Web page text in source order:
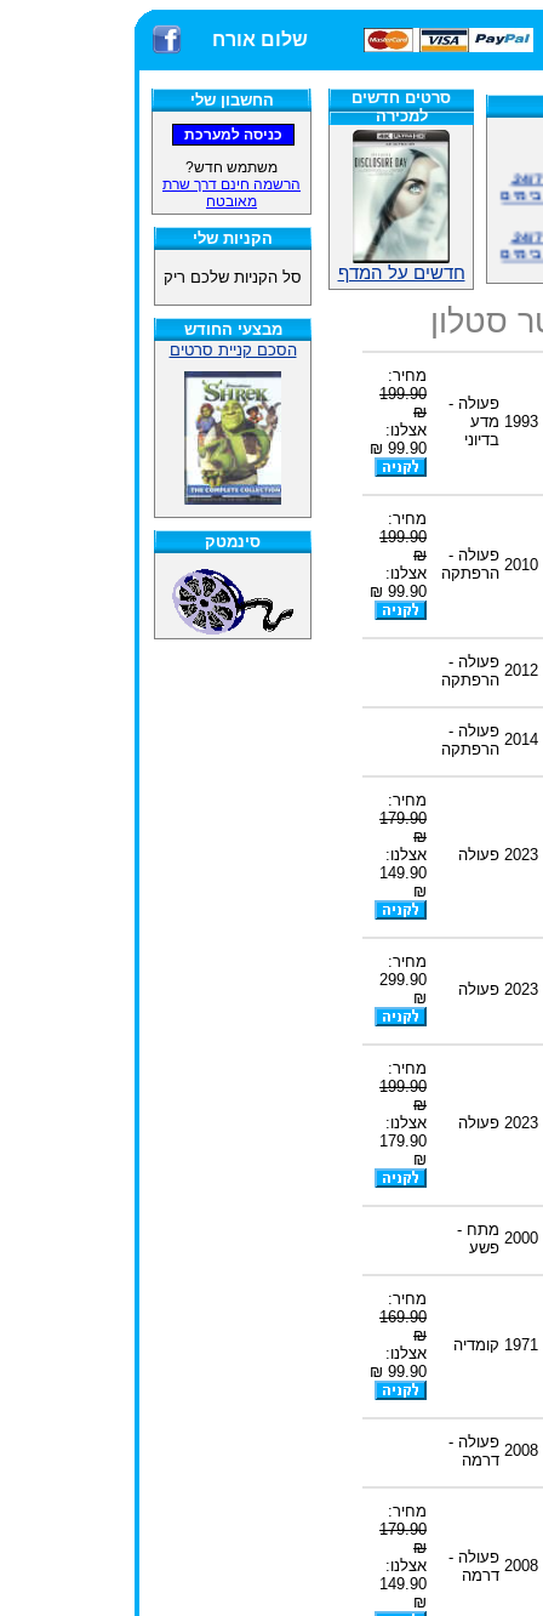
שלום אורח
החשבון שלי
משתמש חדש?
הרשמה חינם דרך שרת
מאובטח
הקניות שלי
סל הקניות שלכם ריק
מבצעי החודש
הסכם קניית סרטים
סינמטק
סרטים חדשים
למכירה
חדשים על המדף
סטלון
1993
פעולה -
מדע
בדיוני
מחיר:
199.90
₪
אצלנו:
99.90 ₪
2010
פעולה -
הרפתקה
מחיר:
199.90
₪
אצלנו:
99.90 ₪
2012 פעולה -
הרפתקה
2014 פעולה -
הרפתקה
2023 פעולה
מחיר:
179.90
₪
אצלנו:
149.90
₪
2023 פעולה
מחיר:
299.90
₪
2023 פעולה
מחיר:
199.90
₪
אצלנו:
179.90
₪
2000 מתח -
פשע
1971 קומדיה
מחיר:
169.90
₪
אצלנו:
99.90 ₪
2008 פעולה -
דרמה
2008 פעולה -
דרמה
מחיר:
179.90
₪
אצלנו:
149.90
₪